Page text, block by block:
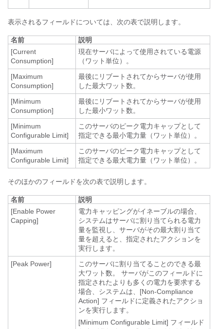
表示されるフィールドについては、次の表で説明します。
名前
説明
[Current
Consumption]
現在サーバによって使用されている電源
（ワット単位）。
[Maximum
Consumption]
最後にリブートされてからサーバが使用
した最大ワット数。
[Minimum
Consumption]
最後にリブートされてからサーバが使用
した最小ワット数。
[Minimum
Configurable Limit]
このサーバのピーク電力キャップとして
指定できる最小電力量（ワット単位）。
[Maximum
Configurable Limit]
このサーバのピーク電力キャップとして
指定できる最大電力量（ワット単位）。
そのほかのフィールドを次の表で説明します。
名前
説明
[Enable Power
Capping]
電力キャッピングがイネーブルの場合
システムはサーバに割り当てられる電力
量を監視し、サーバがその最大割り当て
量を超えると、指定されたアクションを
実行します。
[Peak Power]
このサーバに割り当てることのできる最
大ワット数。 サーバがこのフィールドに
指定されたよりも多くの電力を要求する
場合、システムは、[Non-Compliance
Action] フィールドに定義されたアクショ
ンを実行します。
[Minimum Configurable Limit] フィールド